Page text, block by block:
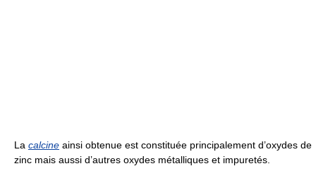
La calcine ainsi obtenue est constituée principalement d’oxydes de
zinc mais aussi d’autres oxydes métalliques et impuretés.